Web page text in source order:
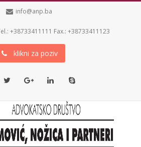
info@anp.ba
+38733411111 Fax.: +38733411123
klikni za poziv
Skype